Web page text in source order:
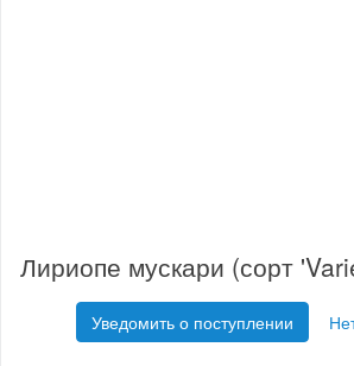
Лириопе мускари (сорт
Уведомить о поступлении